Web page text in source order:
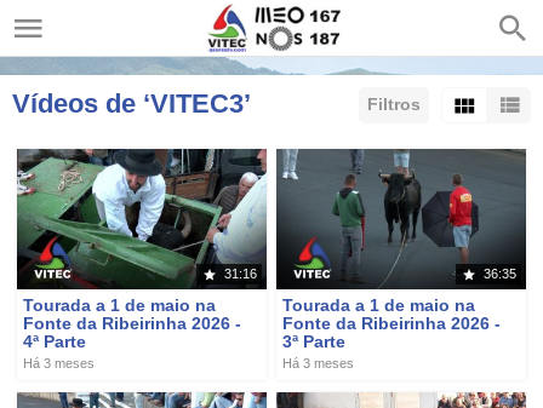
Filtros
Vídeos de ‘VITEC3’
Ordenar por:
Mostrar:
Resultados/Página:
31:16
Tourada a 1 de maio na
Fonte da Ribeirinha 2026 -
4ª Parte
Há 3 meses
36:35
Tourada a 1 de maio na
Fonte da Ribeirinha 2026 -
3ª Parte
Há 3 meses